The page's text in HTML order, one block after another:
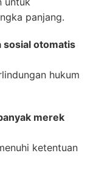
panjang.
sosial otomatis
hukum
merek
ketentuan